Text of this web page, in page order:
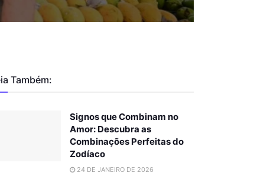
Também:
Signos que Combinam no
Amor: Descubra as
Combinações Perfeitas do
Zodíaco
24 DE JANEIRO DE 2026